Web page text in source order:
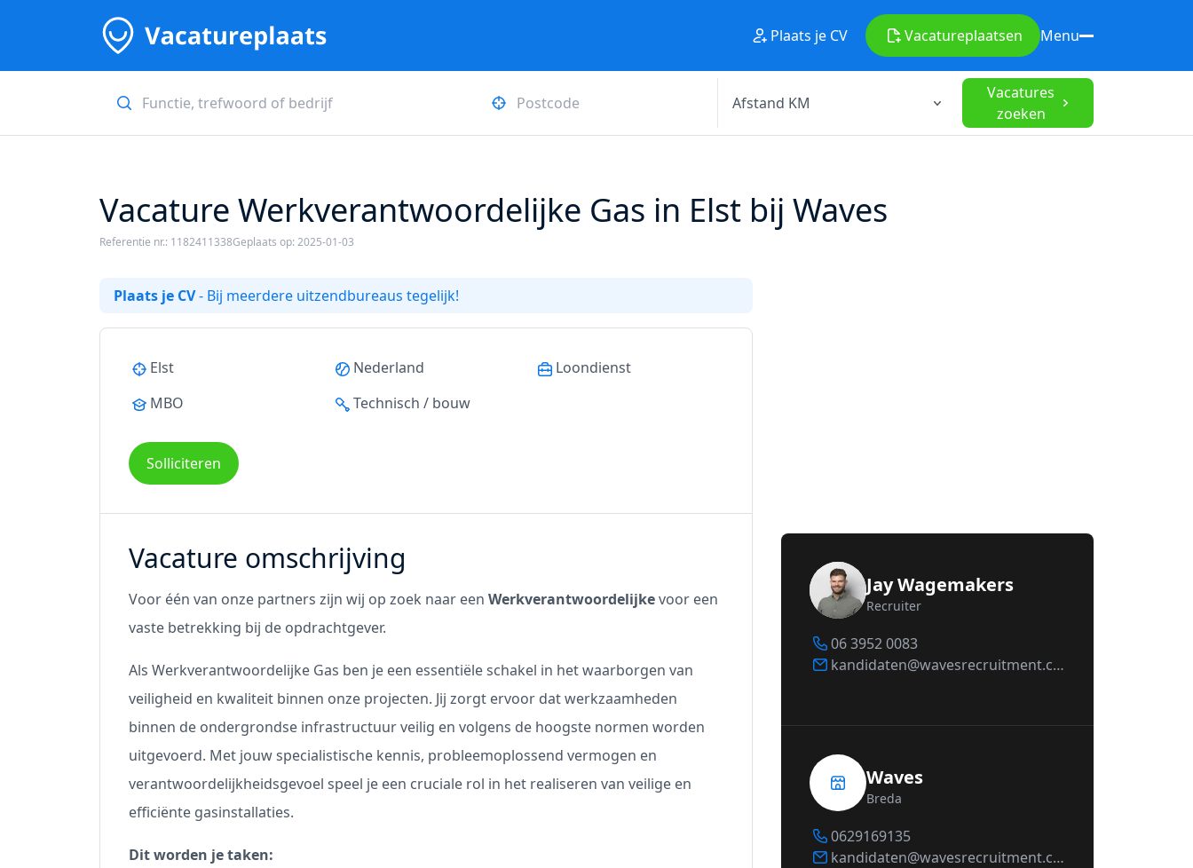
Plaats je CV Vacatureplaatsen Menu
Vacatures
zoeken
Vacature Werkverantwoordelijke Gas in Elst bij Waves
Referentie nr.: 1182411338Geplaats op: 2025-01-03
Plaats je CV- Bij meerdere uitzendbureaus tegelijk!
Elst Nederland
Loondienst
MBO
Technisch / bouw
Solliciteren
Vacature omschrijving
Voor één van onze partners zijn wij op zoek naar een Werkverantwoordelijkevoor een
vaste betrekking bij de opdrachtgever.
Als Werkverantwoordelijke Gas ben je een essentiële schakel in het waarborgen van
veiligheid en kwaliteit binnen onze projecten. Jij zorgt ervoor dat werkzaamheden
binnen de ondergrondse infrastructuur veilig en volgens de hoogste normen worden
uitgevoerd. Met jouw specialistische kennis, probleemoplossend vermogen en
verantwoordelijkheidsgevoel speel je een cruciale rol in het realiseren van veilige en
efficiënte gasinstallaties.
Dit worden je taken:
Jay Wagemakers
Recruiter
06 3952 0083
kandidaten@wavesrecruitment.com
Waves
Breda
0629169135
kandidaten@wavesrecruitment.com